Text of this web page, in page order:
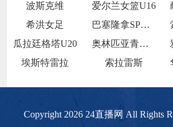
波斯克维
爱尔兰女篮U16
希洪女足
巴塞隆拿SP青年队
瓜拉廷格塔U20
奥林匹亚青年队
埃斯特雷拉
索拉雷斯
Copyright 2026 24直播网 All Rights